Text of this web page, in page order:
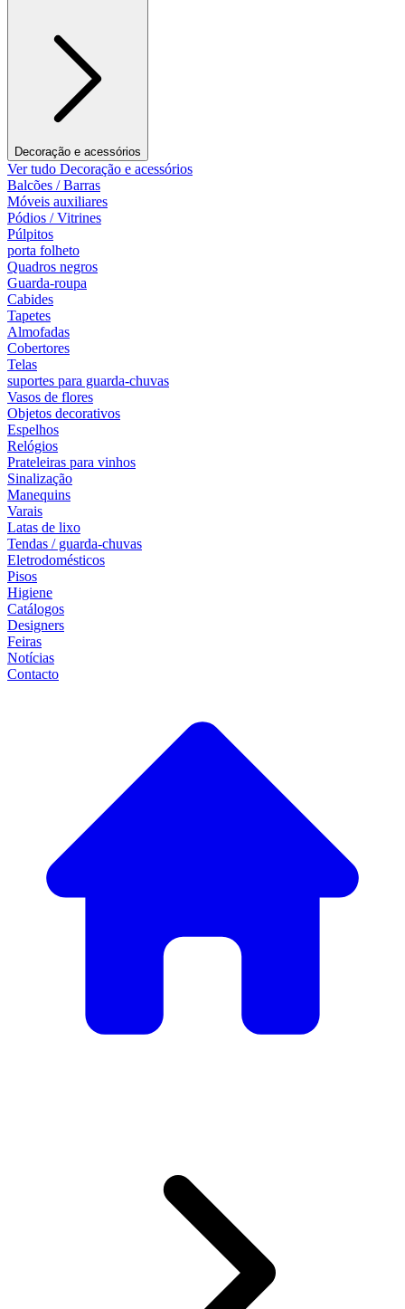
Decoração e acessórios
Ver tudo Decoração e acessórios
Balcões / Barras
Móveis auxiliares
Pódios / Vitrines
Púlpitos
porta folheto
Quadros negros
Guarda-roupa
Cabides
Tapetes
Almofadas
Cobertores
Telas
suportes para guarda-chuvas
Vasos de flores
Objetos decorativos
Espelhos
Relógios
Prateleiras para vinhos
Sinalização
Manequins
Varais
Latas de lixo
Tendas / guarda-chuvas
Eletrodomésticos
Pisos
Higiene
Catálogos
Designers
Feiras
Notícias
Contacto